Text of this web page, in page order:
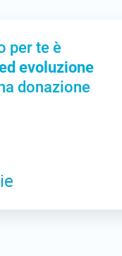
per te è
evoluzione
donazione